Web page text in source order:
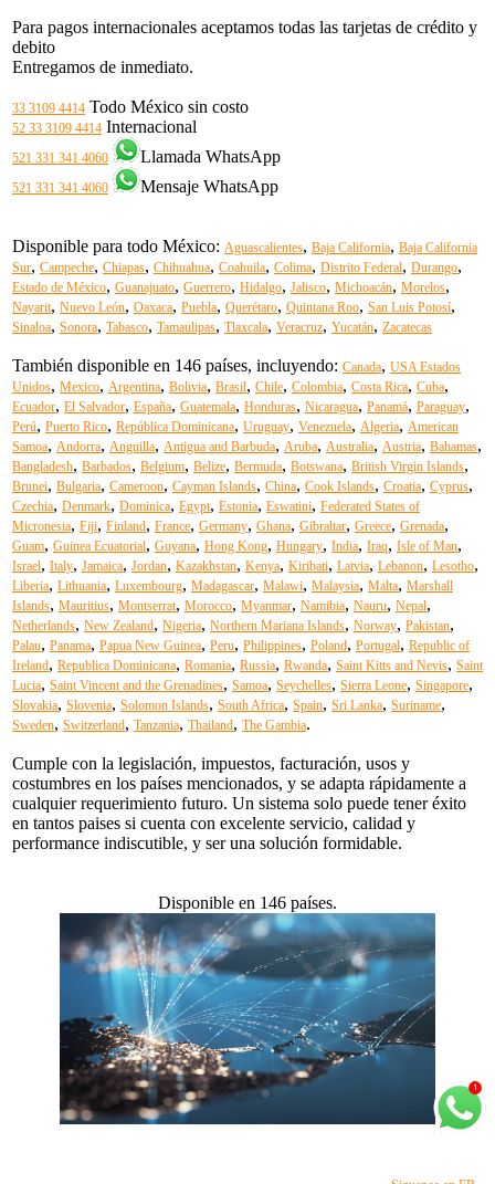
Para pagos internacionales aceptamos todas las tarjetas de crédito y
debito
Entregamos de inmediato.
33 3109 4414 Todo México sin costo
52 33 3109 4414 Internacional
521 331 341 4060 Llamada WhatsApp
521 331 341 4060 Mensaje WhatsApp
Disponible para todo México: Aguascalientes, Baja California, Baja California
Sur, Campeche, Chiapas, Chihuahua, Coahuila, Colima, Distrito Federal, Durango,
Estado de México, Guanajuato, Guerrero, Hidalgo, Jalisco, Michoacán, Morelos,
Nayarit, Nuevo León, Oaxaca, Puebla, Querétaro, Quintana Roo, San Luis Potosí,
Sinaloa, Sonora, Tabasco, Tamaulipas, Tlaxcala, Veracruz, Yucatán, Zacatecas
También disponible en 146 países, incluyendo: Canada, USA Estados
Unidos, Mexico, Argentina, Bolivia, Brasil, Chile, Colombia, Costa Rica, Cuba,
Ecuador, El Salvador, España, Guatemala, Honduras, Nicaragua, Panamá, Paraguay,
Perú, Puerto Rico, República Dominicana, Uruguay, Venezuela, Algeria, American
Samoa, Andorra, Anguilla, Antigua and Barbuda, Aruba, Australia, Austria, Bahamas,
Bangladesh, Barbados, Belgium, Belize, Bermuda, Botswana, British Virgin Islands,
Brunei, Bulgaria, Cameroon, Cayman Islands, China, Cook Islands, Croatia, Cyprus,
Czechia, Denmark, Dominica, Egypt, Estonia, Eswatini, Federated States of
Micronesia, Fiji, Finland, France, Germany, Ghana, Gibraltar, Greece, Grenada,
Guam, Guinea Ecuatorial, Guyana, Hong Kong, Hungary, India, Iraq, Isle of Man,
Israel, Italy, Jamaica, Jordan, Kazakhstan, Kenya, Kiribati, Latvia, Lebanon, Lesotho,
Liberia, Lithuania, Luxembourg, Madagascar, Malawi, Malaysia, Malta, Marshall
Islands, Mauritius, Montserrat, Morocco, Myanmar, Namibia, Nauru, Nepal,
Netherlands, New Zealand, Nigeria, Northern Mariana Islands, Norway, Pakistan,
Palau, Panama, Papua New Guinea, Peru, Philippines, Poland, Portugal, Republic of
Ireland, Republica Dominicana, Romania, Russia, Rwanda, Saint Kitts and Nevis, Saint
Lucia, Saint Vincent and the Grenadines, Samoa, Seychelles, Sierra Leone, Singapore,
Slovakia, Slovenia, Solomon Islands, South Africa, Spain, Sri Lanka, Suriname,
Sweden, Switzerland, Tanzania, Thailand, The Gambia.
Cumple con la legislación, impuestos, facturación, usos y
costumbres en los países mencionados, y se adapta rápidamente a
cualquier requerimiento futuro. Un sistema solo puede tener éxito
en tantos paises si cuenta con excelente servicio, calidad y
performance indiscutible, y ser una solución formidable.
Disponible en 146 países.